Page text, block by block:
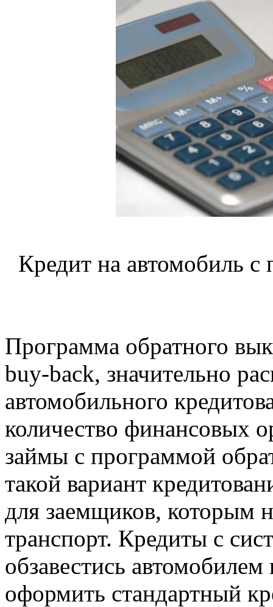
Кредит на автомобиль
Программа обратного
buy-back, значительно
автомобильного
количество финансовых
займы с программой
такой вариант
для заемщиков, которым
транспорт. Кредиты с
обзавестись
оформить стандартный